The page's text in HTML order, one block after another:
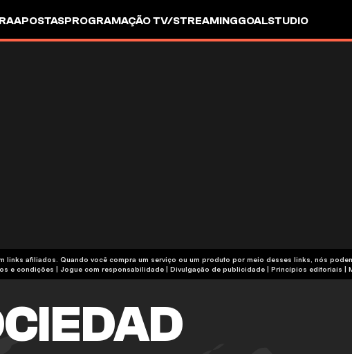
APOSTASPROGRAMAÇÃO TV/STREAMINGGOALSTUDIO
links afiliados. Quando você compra um serviço ou um produto por meio desses links, nós
| Aplicam-se termos e condições | Jogue com responsabilidade | Divulgação de publicidade | Princípios editoriais |